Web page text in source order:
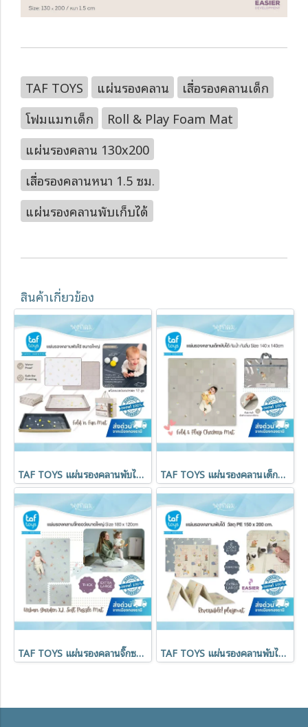
TAF TOYS แผ่นรองคลาน
เสื่อรองคลานเด็ก
โฟมแมทเด็ก
Roll & Play Foam Mat
แผ่นรองคลาน 130x200
เสื่อรองคลานหนา 1.5 ซม.
แผ่นรองคลานพับเก็บได้
สินค้าเกี่ยวข้อง
TAF TOYS แผ่นรองคลานพับได้พร้อมลูกบอล Fold 'n Fun Mat TAF TOYS แผ่นรองคลานเด็กพับได้ กันน้ำกันลื่น Fold & Play Mat
TAF TOYS แผ่นรองคลานจิ๊กซอว์ขนาดใหญ่ Urban Garden XL Soft Puzzle Mat TAF TOYS แผ่นรองคลานพับได้ ขนาดใหญ่ ผลิตจากวัสดุ PE 150 x 200 cm.